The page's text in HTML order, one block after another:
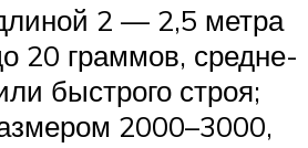
2 — 2,5 метра
20 граммов, средне-
быстрого строя;
2000–3000,